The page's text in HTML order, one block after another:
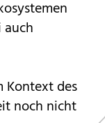
auch
Kontext des
noch nicht